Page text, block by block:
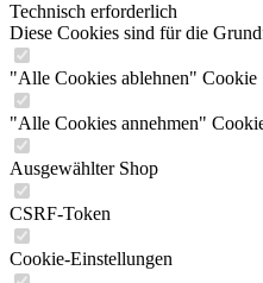
Technisch erforderlich
Diese Cookies sind für die
"Alle Cookies ablehnen" Cookie
"Alle Cookies annehmen"
Ausgewählter Shop
CSRF-Token
Cookie-Einstellungen